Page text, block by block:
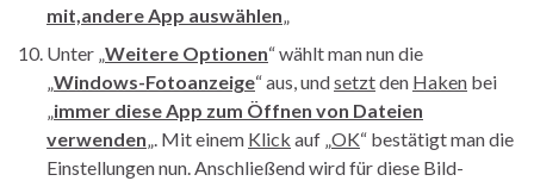
mit,andere App auswählen„
Unter „Weitere Optionen“ wählt man nun die
„Windows-Fotoanzeige“ aus, undsetztden Haken bei
„immer diese App zum Öffnen von Dateien
verwenden„. Mit einem Klick auf „OK“ bestätigt man die
Einstellungen nun. Anschließend wird für diese Bild-